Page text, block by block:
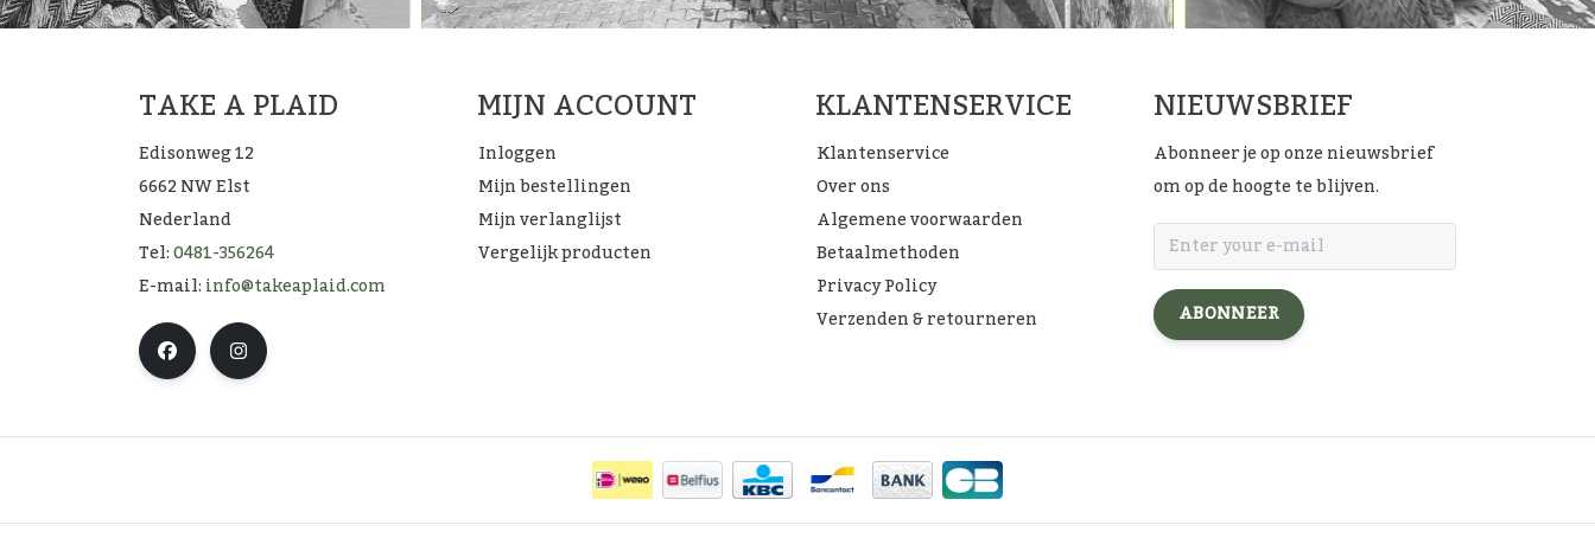
TAKE A PLAID
Edisonweg 12
6662 NW Elst
Nederland
Tel:0481-356264
E-mail:info@takeaplaid.com
MIJN ACCOUNT
Inloggen
Mijn bestellingen
Mijn verlanglijst
Vergelijk producten
KLANTENSERVICE
Klantenservice
Over ons
Algemene voorwaarden
Betaalmethoden
Privacy Policy
Verzenden & retourneren
NIEUWSBRIEF
Abonneer je op onze nieuwsbrief
om op de hoogte te blijven.
ABONNEER